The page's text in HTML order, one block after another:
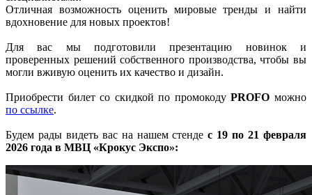
Отличная возможность оценить мировые тренды и найти
вдохновение для новых проектов!
Для вас мы подготовили презентацию новинок и
проверенных решений собственного производства, чтобы вы
могли вживую оценить их качество и дизайн.
Приобрести билет со скидкой по промокодуPROFO можно
по ссылке.
Будем рады видеть вас на нашем стендес 19 по 21 февраля
2026 года в МВЦ «Крокус Экспо»: